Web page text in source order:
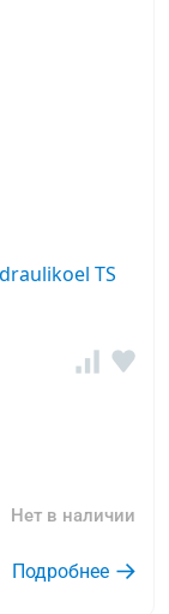
TS
Нет в наличии
Подробнее